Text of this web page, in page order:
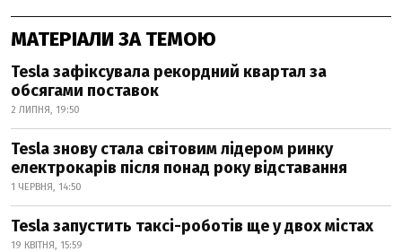
МАТЕРІАЛИ ЗА ТЕМОЮ
Tesla зафіксувала рекордний квартал за
обсягами поставок
2 ЛИПНЯ, 19:50
Tesla знову стала світовим лідером ринку
електрокарів після понад року відставання
1 ЧЕРВНЯ, 14:50
Tesla запустить таксі-роботів ще у двох містах
19 КВІТНЯ, 15:59